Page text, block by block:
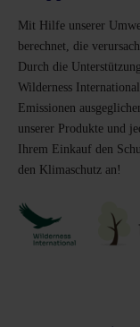
Mit Hilfe unserer
berechnet, die
Durch die
Wilderness
Emissionen
unserer Produkte und
Ihrem Einkauf den
den Klimaschutz an!